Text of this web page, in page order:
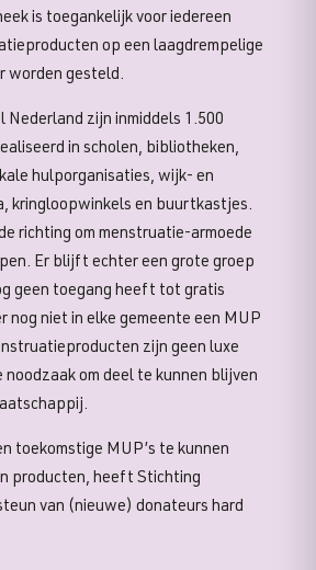
is toegankelijk voor iedereen
op een laagdrempelige
worden gesteld.
Nederland zijn inmiddels 1.500
in scholen, bibliotheken,
hulporganisaties, wijk- en
kringloopwinkels en buurtkastjes.
richting om menstruatie-armoede
Er blijft echter een grote groep
geen toegang heeft tot gratis
nog niet in elke gemeente een MUP
zijn geen luxe
noodzaak om deel te kunnen blijven
toekomstige MUP’s te kunnen
producten, heeft Stichting
van (nieuwe) donateurs hard